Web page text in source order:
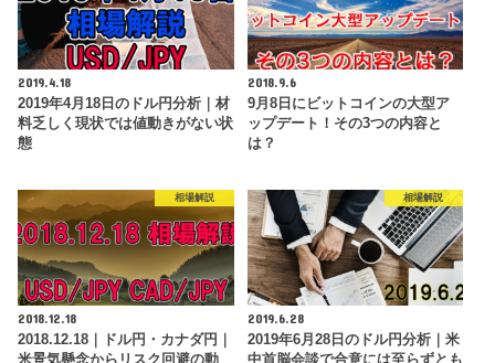
2019.4.18
2019年4月18日のドル円分析｜材
料乏しく現状では値動きがない状
態
2018.9.6
9月8日にビットコインの大型ア
ップデート！その3つの内容と
は？
相場解説
2018.12.18
2018.12.18｜ドル円・カナダ円｜
米景気懸念からリスク回避の動
相場解説
2019.6.28
2019年6月28日のドル円分析｜米
中首脳会談で合意には至らずとも